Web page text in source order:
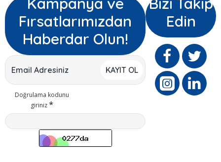
Fırsatlarımızdan
Haberdar Olun!
KAYIT OL
Doğrulama kodunu
giriniz
Edin